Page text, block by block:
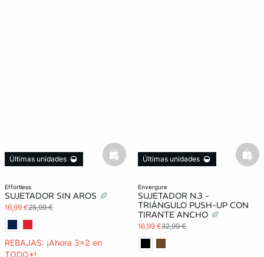
effortless
SUJETADOR SIN AROS
16,99 €25,99 €
REBAJAS: ¡Ahora 3x2 en
TODO*!
Últimas unidades
basketfull
envergure
SUJETADOR N.3 -
TRIÁNGULO PUSH-UP CON
TIRANTE ANCHO
16,99 €32,99 €
Últimas unidades